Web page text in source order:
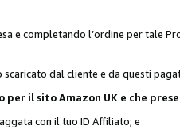
e completando l’ordine per tale
dal cliente e da questi
il sito Amazon UK e che
con il tuo ID Affiliato; e